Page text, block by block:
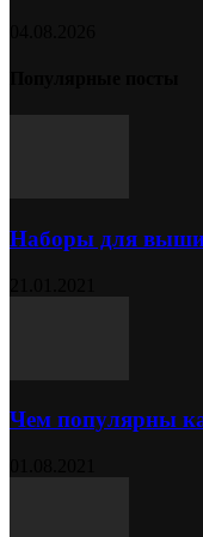
Наборы для
Чем популярны